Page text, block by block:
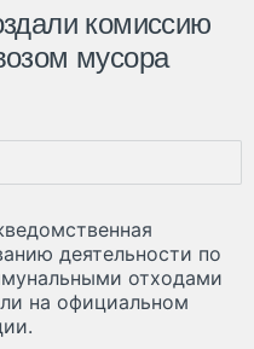
комиссию
мусора
деятельности по
отходами
на официальном